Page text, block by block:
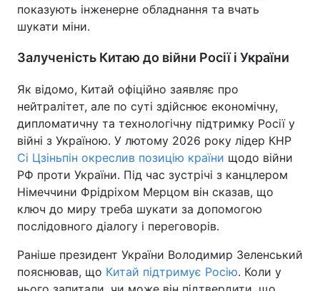
показують інженерне обладнання та вчать
шукати міни.
Залученість Китаю до війни Росії і України
Як відомо, Китай офіційно заявляє про
нейтралітет, але по суті здійснює економічну,
дипломатичну та технологічну підтримку Росії у
війні з Україною. У лютому 2026 року лідер КНР
Сі Цзіньпін окреслив позицію країни щодо війни
РФ проти України. Під час зустрічі з канцлером
Німеччини Фрідріхом Мерцом він сказав, що
ключ до миру треба шукати за допомогою
послідовного діалогу і переговорів.
Раніше президент України Володимир Зеленський
пояснював, що Китай підтримує Росію. Коли у